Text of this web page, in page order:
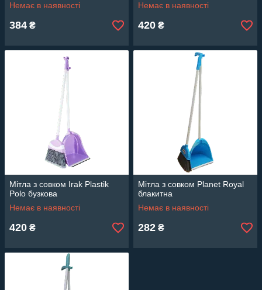
Немає в наявності
384 ₴
Немає в наявності
420 ₴
Мітла з совком Irak Plastik
Polo бузкова
Немає в наявності
420 ₴
Мітла з совком Planet Royal
блакитна
Немає в наявності
282 ₴